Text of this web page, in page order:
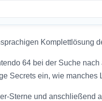
Komplettlösung
64 bei der Suche
Secrets ein, wie manches
Sterne und anschließend